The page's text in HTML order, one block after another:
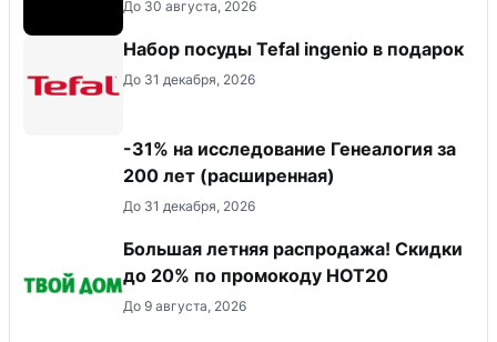
До 30 августа, 2026
Набор посуды Tefal ingenio в подарок
До 31 декабря, 2026
-31% на исследование Генеалогия за
200 лет (расширенная)
До 31 декабря, 2026
Большая летняя распродажа! Скидки
до 20% по промокоду HOT20
До 9 августа, 2026